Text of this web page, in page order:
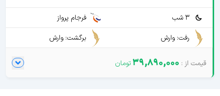
3 شب
فرجام پرواز
رفت: وارش
برگشت: وارش
39,890,000